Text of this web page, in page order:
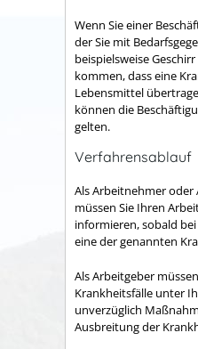
Wenn Sie einer
der Sie mit
beispielsweise
kommen, dass eine
Lebensmittel
können die
gelten.
Verfahrensablauf
Als Arbeitnehmer
müssen Sie Ihren
informieren, sobald
eine der genannten
Als Arbeitgeber
Krankheitsfälle unter
unverzüglich
Ausbreitung der